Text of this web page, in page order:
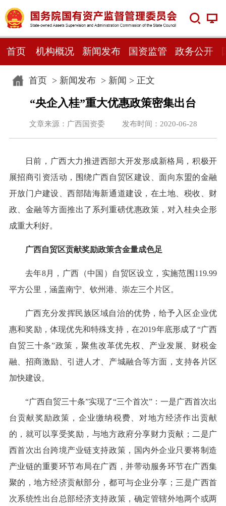
首页 机构概况 新闻发布 国资监管 政务公开
首页> 新闻发布> 新闻 > 正文
“央企入桂”重大优惠政策密集出台
文章来源：广西国资委 发布时间：2020-06-28
日前，广西大力推进西部大开发形成新格局，积极开
展招商引资活动，围绕广西自贸区建设、面向东盟的金融
开放门户建设、西部陆海新通道建设，在土地、税收、财
政、金融等方面推出了系列重磅优惠政策，对入桂央企形
成重大利好。
广西自贸区贡献奖励政策含金量成色足
去年8月，广西（中国）自贸区设立，实施范围119.99
平方公里，涵盖南宁、钦州港、崇左三个片区。
广西充分发挥民族区域自治的优势，给予入区企业优
惠和奖励，体现优先和特殊支持，在2019年底形成了“广西
自贸三十条”政策，聚焦改革优先权、产业发展、财税金
融、招商激励、引进人才、产城融合等方面，支持各片区
加快建设。
“广西自贸三十条”实现了“三个首次”：一是广西首次出
台贡献奖励政策，企业缴纳税费、对地方经济作出贡献
的，就可以享受奖励，与地方政府分享财力贡献；二是广
西首次出台跨境产业链支持政策，国内外企业只要将制造
产业链的重要环节布局在广西，并带动服务环节在广西集
聚的，地方经济贡献部分，都可与企业分享；三是广西首
次系统性出台总部经济支持政策，确定管辖外地两个或两